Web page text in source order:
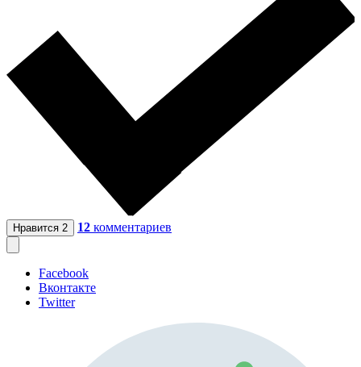
Нравится 2 12 комментариев
Facebook
Вконтакте
Twitter